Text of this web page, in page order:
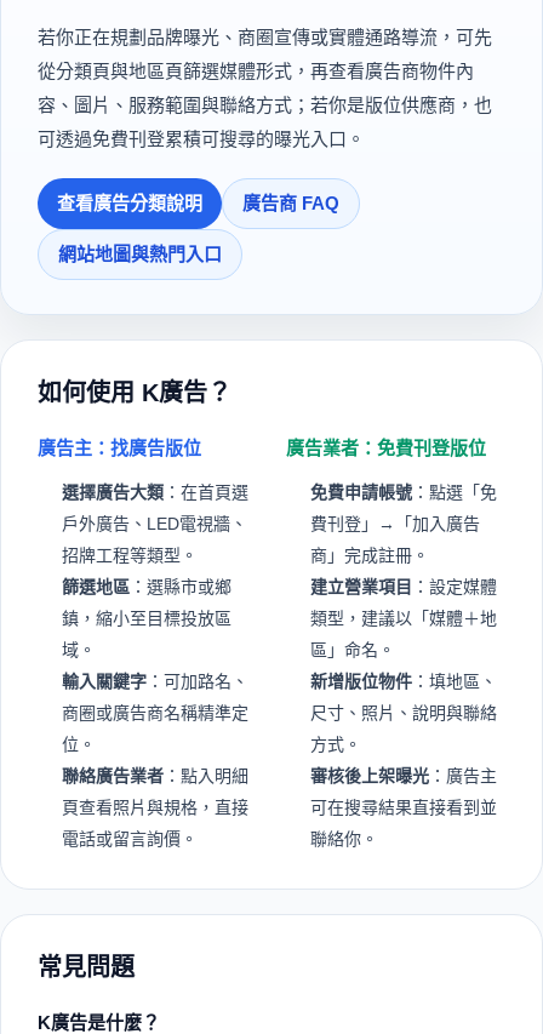
若你正在規劃品牌曝光、商圈宣傳或實體通路導流，可先
從分類頁與地區頁篩選媒體形式，再查看廣告商物件內
容、圖片、服務範圍與聯絡方式；若你是版位供應商，也
可透過免費刊登累積可搜尋的曝光入口。
查看廣告分類說明 廣告商 FAQ
網站地圖與熱門入口
如何使用 K廣告？
廣告主：找廣告版位
選擇廣告大類 ：在首頁選
戶外廣告、LED電視牆、
招牌工程等類型。
篩選地區 ：選縣市或鄉
鎮，縮小至目標投放區
域。
輸入關鍵字 ：可加路名、
商圈或廣告商名稱精準定
位。
聯絡廣告業者 ：點入明細
頁查看照片與規格，直接
電話或留言詢價。
廣告業者：免費刊登版位
免費申請帳號 ：點選「免
費刊登」→「加入廣告
商」完成註冊。
建立營業項目 ：設定媒體
類型，建議以「媒體＋地
區」命名。
新增版位物件 ：填地區、
尺寸、照片、說明與聯絡
方式。
審核後上架曝光 ：廣告主
可在搜尋結果直接看到並
聯絡你。
常見問題
K廣告是什麼？